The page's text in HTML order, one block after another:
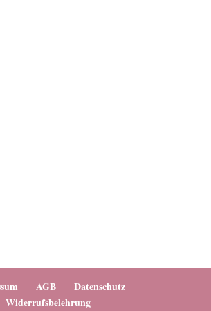
AGB
Datenschutz
Widerrufsbelehrung